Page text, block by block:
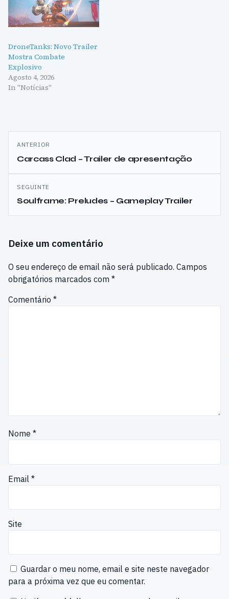
DroneTanks: Novo Trailer
Mostra Combate
Explosivo
Agosto 4, 2026
In "Notícias"
Navegação
de
artigos
ANTERIOR
Carcass Clad – Trailer de apresentação
SEGUINTE
Soulframe: Preludes – Gameplay Trailer
Deixe um comentário
O seu endereço de email não será publicado. Campos
obrigatórios marcados com *
Comentário *
Nome *
Email *
Site
Guardar o meu nome, email e site neste navegador
para a próxima vez que eu comentar.